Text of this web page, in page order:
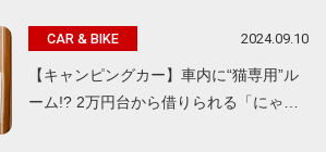
CAR & BIKE 2024.09.10
【キャンピングカー】車内に“猫専用”ル
ーム!? 2万円台から借りられる「にゃ…